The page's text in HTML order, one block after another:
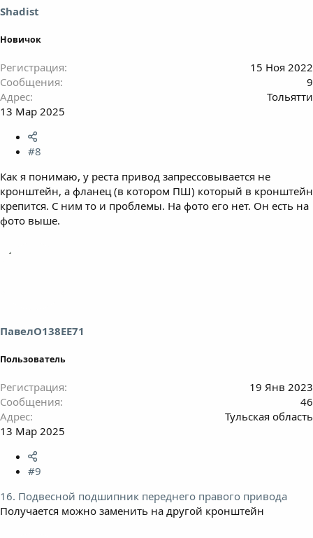
Shadist
Новичок
Регистрация
15 Ноя 2022
Сообщения
9
Адрес
Тольятти
13 Мар 2025
#8
Как я понимаю, у реста привод запрессовывается не
кронштейн, а фланец (в котором ПШ) который в кронштейн
крепится. С ним то и проблемы. На фото его нет. Он есть на
фото выше.
ПавелО138ЕЕ71
Пользователь
Регистрация
19 Янв 2023
Сообщения
46
Адрес
Тульская область
13 Мар 2025
#9
16. Подвесной подшипник переднего правого привода
Получается можно заменить на другой кронштейн